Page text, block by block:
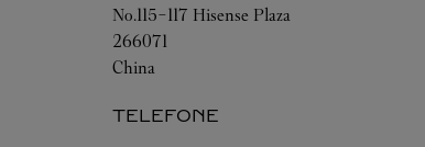
No.115-117 Hisense Plaza
266071
China
TELEFONE